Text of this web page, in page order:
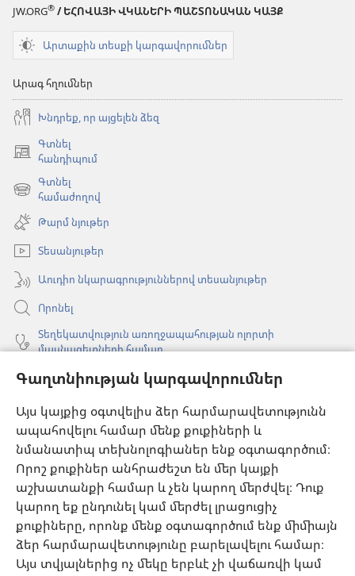
Գաղտնիության կարգավորումներ
Այս կայքից օգտվելիս ձեր հարմարավետությունն
ապահովելու համար մենք քուքիների և
նմանատիպ տեխնոլոգիաներ ենք օգտագործում։
Որոշ քուքիներ անհրաժեշտ են մեր կայքի
աշխատանքի համար և չեն կարող մերժվել։ Դուք
կարող եք ընդունել կամ մերժել լրացուցիչ
քուքիները, որոնք մենք օգտագործում ենք միմիայն
ձեր հարմարավետությունը բարելավելու համար։
Այս տվյալներից ոչ մեկը երբևէ չի վաճառվի կամ
JW.ORG® / ԵՀՈՎԱՅԻ ՎԿԱՆԵՐԻ ՊԱՇՏՈՆԱԿԱՆ ԿԱՅՔ
Արտաքին տեսքի կարգավորումներ
Արագ հղումներ
Խնդրեք, որ այցելեն ձեզ
Գտնել
հանդիպում
(բացվում
նոր
պատուհան)
Գտնել
համաժողով
(բացվում
նոր
պատուհան)
Թարմ նյութեր
Տեսանյութեր
Աուդիո նկարագրություններով տեսանյութեր
Որոնել
Տեղեկատվություն առողջապահության ոլորտի
մասնագետների համար
Գլոբալ հաղորդակցություն
Օգնություն
Նվիրատվություններ
(բացվում
է
նոր
պատուհան)
Դիտարանի ՕՆԼԱՅՆ ԳՐԱԴԱՐԱՆ
(բացվում
է
նոր
պատուհան)
JW Hub
(բացվում
է
նոր
JW Library® հավելված